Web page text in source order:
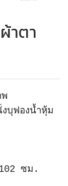
าตา
บุฟองน้ำหุ้ม
ซม.